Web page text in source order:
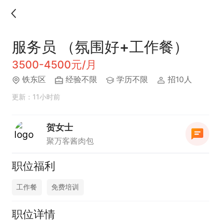
服务员 （氛围好+工作餐）
3500-4500元/月
铁东区 经验不限 学历不限 招10人
更新：11小时前
贺女士
聚万客酱肉包
职位福利
工作餐 免费培训
职位详情